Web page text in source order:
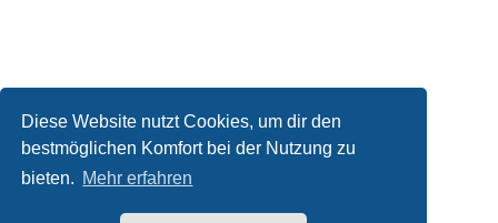
Diese Website nutzt Cookies, um dir den
bestmöglichen Komfort bei der Nutzung zu
bieten. Mehr erfahren